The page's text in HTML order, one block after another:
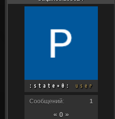
Сообщений: 1
« 0 »